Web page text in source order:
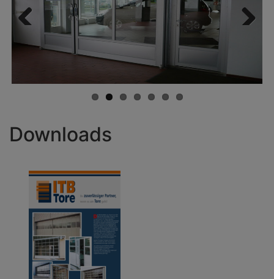
Zurück
Downloads